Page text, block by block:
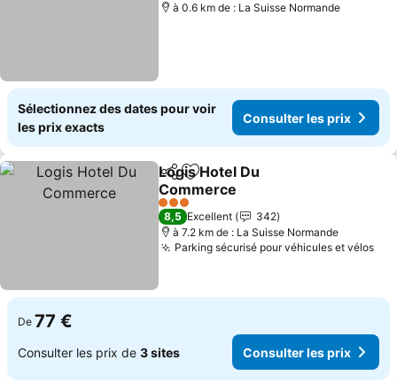
à 0.6 km de : La Suisse Normande
Sélectionnez des dates pour voir
les prix exacts
Consulter les prix
PartagerAjouter à mes favoris
Logis Hotel Du
Commerce
3 Étoiles
8,5 Excellent
342
à 7.2 km de : La Suisse Normande
Parking sécurisé pour véhicules et vélos
De 77 €
Consulter les prix de 3 sites Consulter les prix